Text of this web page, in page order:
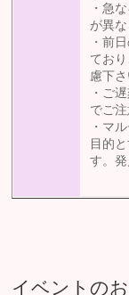
・急
が異
・前
てお
慮下さ
・ご
でご注
・マ
目的
す。
イベントの